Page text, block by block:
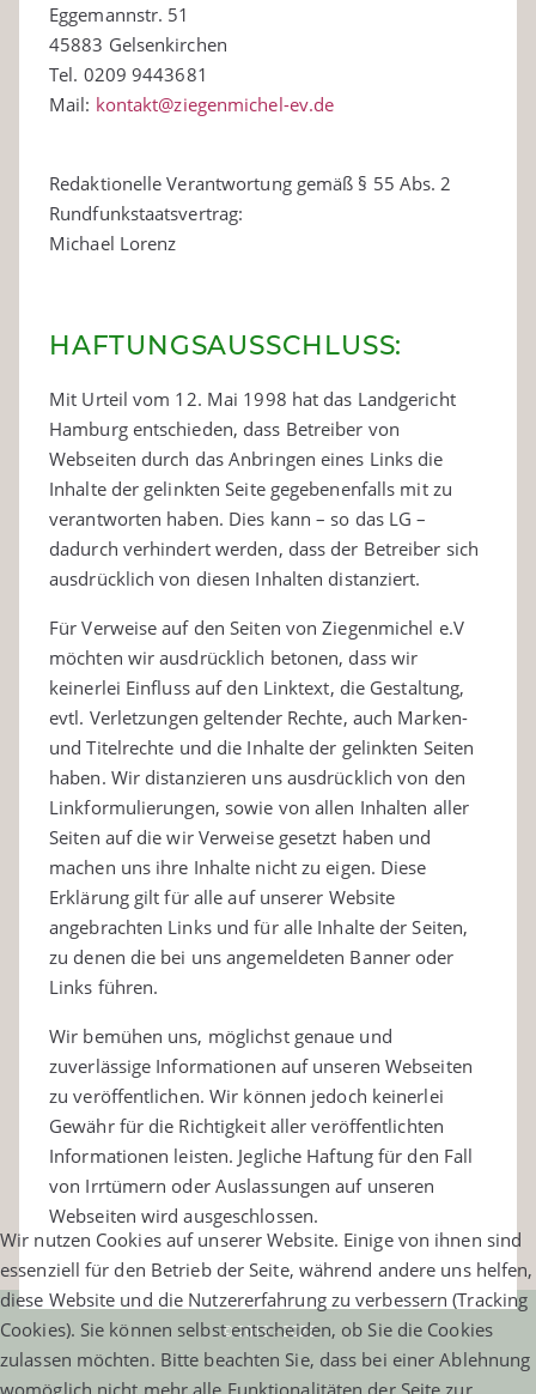
Eggemannstr. 51
45883 Gelsenkirchen
Tel. 0209 9443681
Mail: kontakt@ziegenmichel-ev.de
Redaktionelle Verantwortung gemäß § 55 Abs. 2
Rundfunkstaatsvertrag:
Michael Lorenz
HAFTUNGSAUSSCHLUSS:
Mit Urteil vom 12. Mai 1998 hat das Landgericht
Hamburg entschieden, dass Betreiber von
Webseiten durch das Anbringen eines Links die
Inhalte der gelinkten Seite gegebenenfalls mit zu
verantworten haben. Dies kann – so das LG –
dadurch verhindert werden, dass der Betreiber sich
ausdrücklich von diesen Inhalten distanziert.
Für Verweise auf den Seiten von Ziegenmichel e.V
möchten wir ausdrücklich betonen, dass wir
keinerlei Einfluss auf den Linktext, die Gestaltung,
evtl. Verletzungen geltender Rechte, auch Marken-
und Titelrechte und die Inhalte der gelinkten Seiten
haben. Wir distanzieren uns ausdrücklich von den
Linkformulierungen, sowie von allen Inhalten aller
Seiten auf die wir Verweise gesetzt haben und
machen uns ihre Inhalte nicht zu eigen. Diese
Erklärung gilt für alle auf unserer Website
angebrachten Links und für alle Inhalte der Seiten,
zu denen die bei uns angemeldeten Banner oder
Links führen.
Wir bemühen uns, möglichst genaue und
zuverlässige Informationen auf unseren Webseiten
zu veröffentlichen. Wir können jedoch keinerlei
Gewähr für die Richtigkeit aller veröffentlichten
Informationen leisten. Jegliche Haftung für den Fall
von Irrtümern oder Auslassungen auf unseren
Webseiten wird ausgeschlossen.
© 2019 - 2026
Wir nutzen Cookies auf unserer Website. Einige von ihnen sind
essenziell für den Betrieb der Seite, während andere uns helfen,
diese Website und die Nutzererfahrung zu verbessern (Tracking
Cookies). Sie können selbst entscheiden, ob Sie die Cookies
zulassen möchten. Bitte beachten Sie, dass bei einer Ablehnung
womöglich nicht mehr alle Funktionalitäten der Seite zur